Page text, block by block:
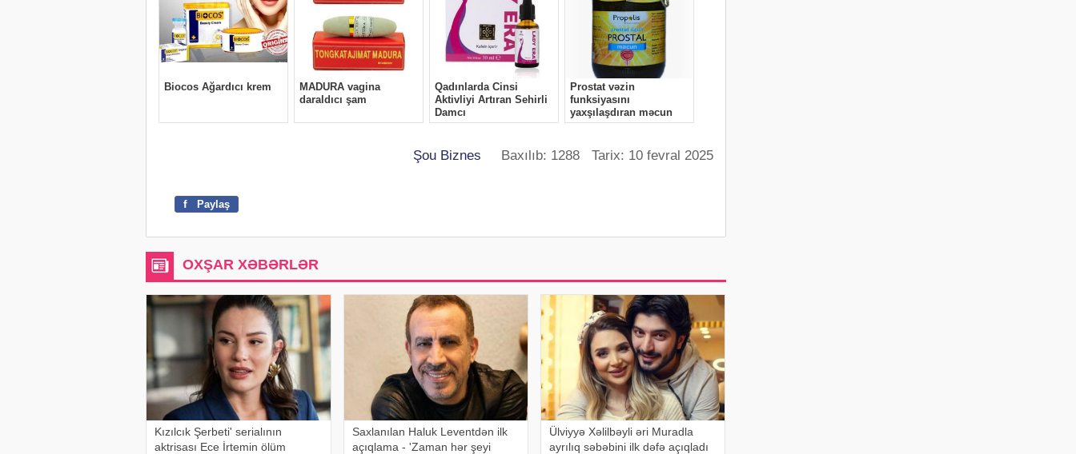
Şou Biznes Baxılıb: 1288 Tarix: 10 fevral 2025
f Paylaş
OXŞAR XƏBƏRLƏR
Kızılcık Şerbeti' serialının
aktrisası Ece İrtemin ölüm
Saxlanılan Haluk Leventdən ilk
açıqlama - 'Zaman hər şeyi
Ülviyyə Xəlilbəyli əri Muradla
ayrılıq səbəbini ilk dəfə açıqladı